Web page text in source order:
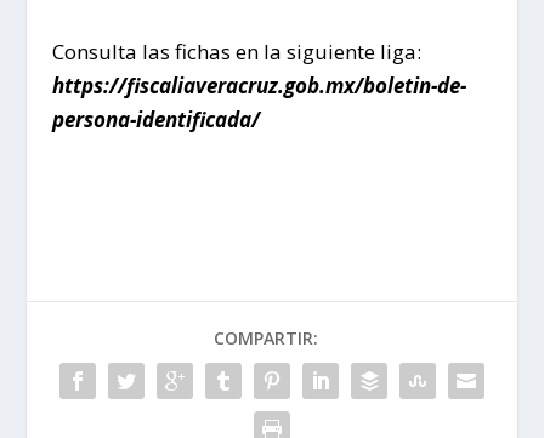
Consulta las fichas en la siguiente liga:
https://fiscaliaveracruz.gob.mx/boletin-de-
persona-identificada/
COMPARTIR: